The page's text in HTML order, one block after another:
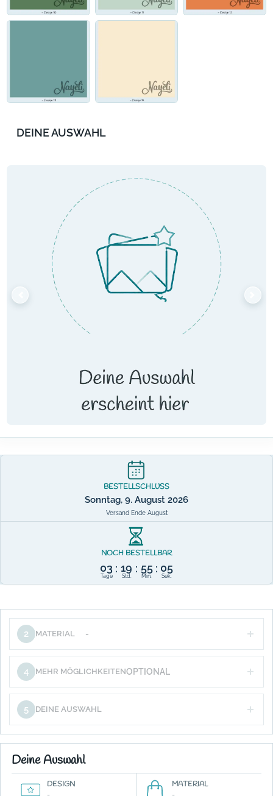
DEINE AUSWAHL
BESTELLSCHLUSS
Sonntag, 9. August 2026
Versand Ende August
NOCH BESTELLBAR
03
Tage
: 19
Std.
: 55
Min.
: 05
Sek.
2 MATERIAL -
4 MEHR MÖGLICHKEITENOPTIONAL
5 DEINE AUSWAHL
Deine Auswahl
DESIGN MATERIAL